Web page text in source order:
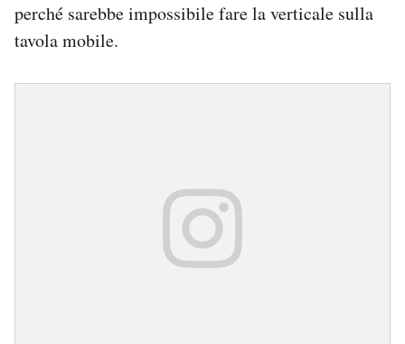
perché sarebbe impossibile fare la verticale sulla
tavola mobile.